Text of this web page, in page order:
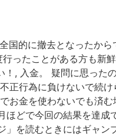
的に撤去となったか
ったことがある方も新
, 入金。 疑問に思った
行為に負けないで続
金を使わないでも済
どで今回の結果を達
を読むときにはギャ